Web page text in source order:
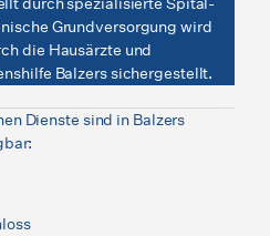
Grundversorgung wird
die Hausärzte und
Balzers sichergestellt.
Dienste sind in Balzers